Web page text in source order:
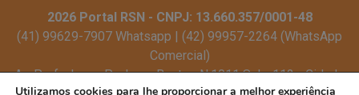
2026Portal RSN - CNPJ: 13.660.357/0001-48
(41) 99629-7907 Whatsapp | (42) 99957-2264 (WhatsApp
Comercial)
Av. Profa. Laura Pacheco Bastos N:1011 Sala: 112 - Cidade
Utilizamos cookies para lhe proporcionar a melhor experiência